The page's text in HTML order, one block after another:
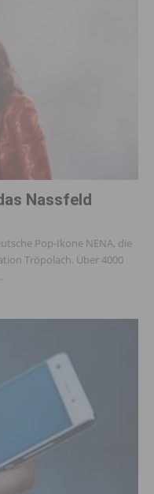
Nassfeld
Pop-Ikone NENA, die
Tröpolach. Über 4000